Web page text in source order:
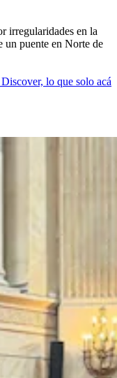
irregularidades en la
un puente en Norte de
lo que solo acá